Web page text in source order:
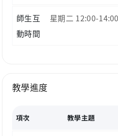
師生互
動時間
星期二 12:00-
教學進度
項次 教學主題